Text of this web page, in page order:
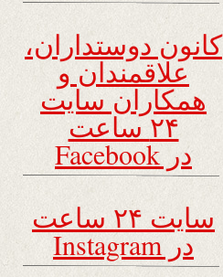
کانون دوستداران،
علاقمندان و
همکاران سایت
۲۴ ساعت
در Facebook
سایت ۲۴ ساعت
در Instagram